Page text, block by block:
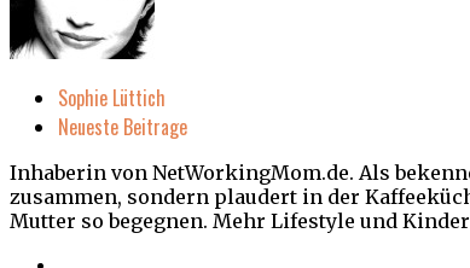
Sophie Lüttich
Neueste Beitrage
Inhaberin von NetWorkingMom.de. Als
zusammen, sondern plaudert in der
Mutter so begegnen. Mehr Lifestyle und